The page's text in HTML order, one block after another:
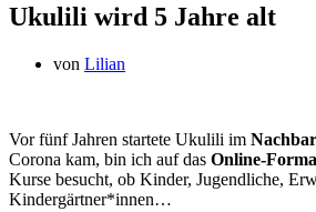
Ukulili wird 5 Jahre alt
von Lilian
Vor fünf Jahren startete Ukulili im
Corona kam, bin ich auf das Online-
Kurse besucht, ob Kinder, Jugendliche,
Kindergärtner*innen…